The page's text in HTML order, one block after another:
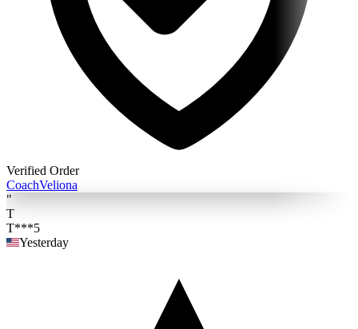
Verified Order
CoachVeliona
"
T
T***5
Yesterday